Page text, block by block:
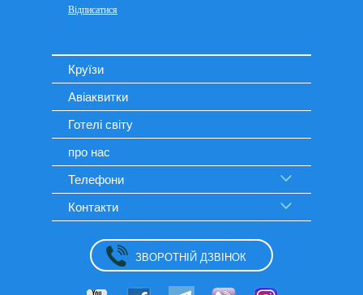
Круїзи
Авіаквитки
Готелі світу
про нас
Телефони
Контакти
ЗВОРОТНІЙ ДЗВІНОК